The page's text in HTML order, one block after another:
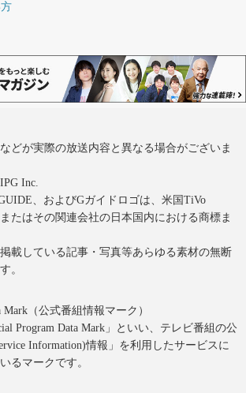
どが実際の放送内容と異なる場合がございま
Inc.
、およびGガイドロゴは、米国TiVo
たはその関連会社の日本国内における商標ま
載している記事・写真等あらゆる素材の無断
。
（公式番組情報マーク）
Program Data Mark」といい、テレビ番組の公
Information)情報」を利用したサービスに
るマークです。